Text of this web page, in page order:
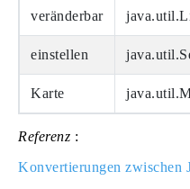
veränderbar
einstellen
Karte
Referenz :
Konvertierungen zwischen